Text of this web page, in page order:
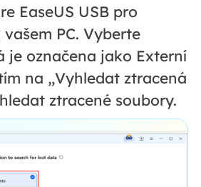
EaseUS USB pro
PC. Vyberte
je označena jako Externí
na „Vyhledat ztracená
ztracené soubory.